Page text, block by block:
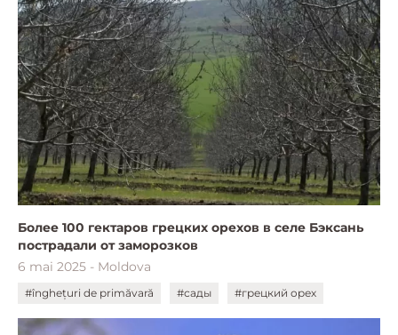
Более 100 гектаров грецких орехов в селе Бэксань
пострадали от заморозков
6 mai 2025 - Moldova
#înghețuri de primăvară #сады #грецкий орех